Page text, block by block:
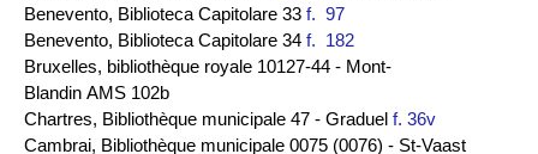
Benevento, Biblioteca Capitolare 33 f. 97
Benevento, Biblioteca Capitolare 34 f. 182
Bruxelles, bibliothèque royale 10127-44 - Mont-
Blandin AMS 102b
Chartres, Bibliothèque municipale 47 - Graduel f. 36v
Cambrai, Bibliothèque municipale 0075 (0076) - St-Vaast